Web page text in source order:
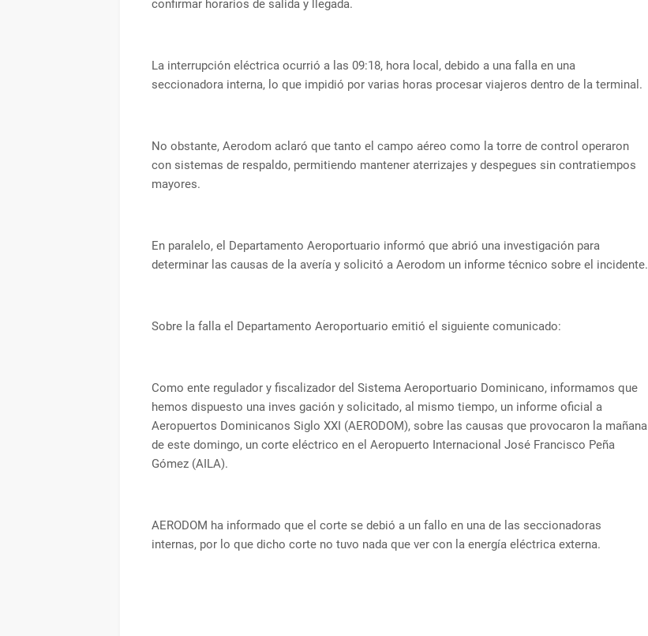
confirmar horarios de salida y llegada.
La interrupción eléctrica ocurrió a las 09:18, hora local, debido a una falla en una
seccionadora interna, lo que impidió por varias horas procesar viajeros dentro de la terminal.
No obstante, Aerodom aclaró que tanto el campo aéreo como la torre de control operaron
con sistemas de respaldo, permitiendo mantener aterrizajes y despegues sin contratiempos
mayores.
En paralelo, el Departamento Aeroportuario informó que abrió una investigación para
determinar las causas de la avería y solicitó a Aerodom un informe técnico sobre el incidente.
Sobre la falla el Departamento Aeroportuario emitió el siguiente comunicado:
Como ente regulador y fiscalizador del Sistema Aeroportuario Dominicano, informamos que
hemos dispuesto una inves gación y solicitado, al mismo tiempo, un informe oficial a
Aeropuertos Dominicanos Siglo XXI (AERODOM), sobre las causas que provocaron la mañana
de este domingo, un corte eléctrico en el Aeropuerto Internacional José Francisco Peña
Gómez (AILA).
AERODOM ha informado que el corte se debió a un fallo en una de las seccionadoras
internas, por lo que dicho corte no tuvo nada que ver con la energía eléctrica externa.